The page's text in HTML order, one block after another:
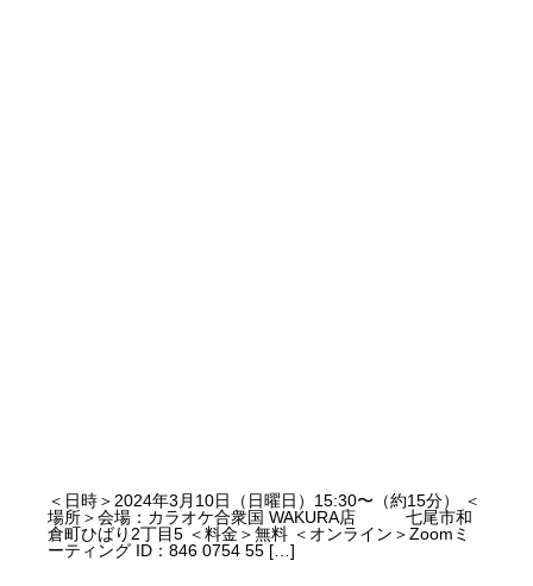
＜日時＞2024年3月10日（日曜日）15:30〜（約15分） ＜
場所＞会場：カラオケ合衆国 WAKURA店 七尾市和
倉町ひばり2丁目5 ＜料金＞無料 ＜オンライン＞Zoomミ
ーティング ID：846 0754 55 […]